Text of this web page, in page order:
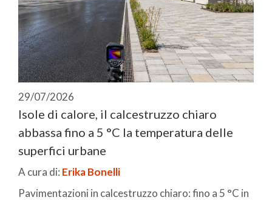
29/07/2026
Isole di calore, il calcestruzzo chiaro
abbassa fino a 5 °C la temperatura delle
superfici urbane
A cura di: Erika Bonelli
Pavimentazioni in calcestruzzo chiaro: fino a 5 °C in